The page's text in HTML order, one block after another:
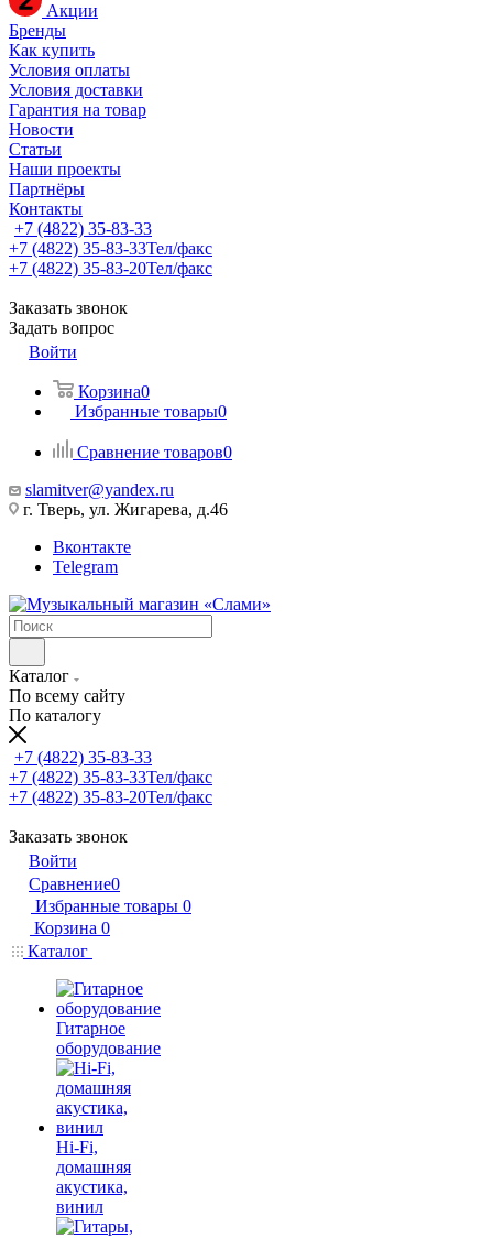
Акции
Бренды
Как купить
Условия оплаты
Условия доставки
Гарантия на товар
Новости
Статьи
Наши проекты
Партнёры
Контакты
+7 (4822) 35-83-33
+7 (4822) 35-83-33Тел/факс
+7 (4822) 35-83-20Тел/факс
Заказать звонок
Задать вопрос
Войти
Корзина0
Избранные товары0
Сравнение товаров0
slamitver@yandex.ru
г. Тверь, ул. Жигарева, д.46
Вконтакте
Telegram
Каталог
По всему сайту
По каталогу
+7 (4822) 35-83-33
+7 (4822) 35-83-33Тел/факс
+7 (4822) 35-83-20Тел/факс
Заказать звонок
Войти
Сравнение0
Избранные товары 0
Корзина 0
Каталог
Гитарное
оборудование
Hi-Fi,
домашняя
акустика,
винил